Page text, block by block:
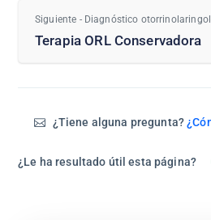
Siguiente - Diagnóstico
Terapia ORL Conservadora
¿Tiene alguna pregunta?
¿Le ha resultado útil esta página?